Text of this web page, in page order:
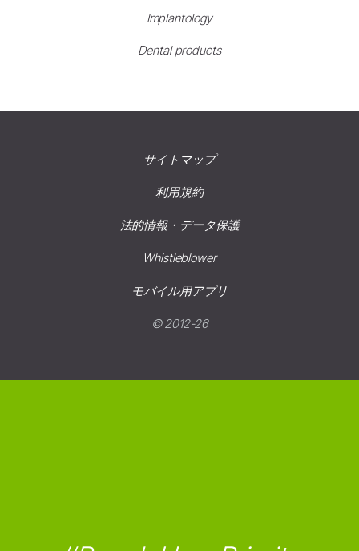
Implantology
Dental products
サイトマップ
利用規約
法的情報・データ保護
Whistleblower
モバイル用アプリ
© 2012-26